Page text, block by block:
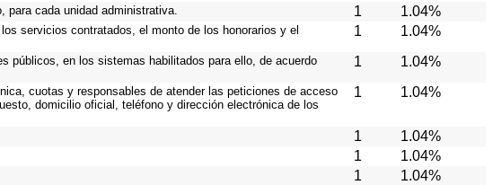
para cada unidad administrativa. 1 1.04%
servicios contratados, el monto de los honorarios y el
1 1.04%
públicos, en los sistemas habilitados para ello, de acuerdo
1 1.04%
cuotas y responsables de atender las peticiones de acceso
domicilio oficial, teléfono y dirección electrónica de los
1 1.04%
1 1.04%
1 1.04%
1 1.04%